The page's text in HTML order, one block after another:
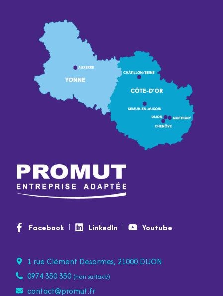
Facebook LinkedIn Youtube
1 rue Clément Desormes, 21000 DIJON
0974 350 350 (non surtaxé)
contact@promut.fr